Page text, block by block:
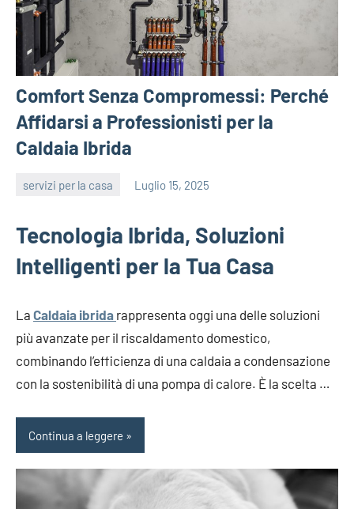
Comfort Senza Compromessi: Perché
Affidarsi a Professionisti per la
Caldaia Ibrida
servizi per la casa Luglio 15, 2025
Tecnologia Ibrida, Soluzioni
Intelligenti per la Tua Casa
La Caldaia ibrida rappresenta oggi una delle soluzioni
più avanzate per il riscaldamento domestico,
combinando l’efficienza di una caldaia a condensazione
con la sostenibilità di una pompa di calore. È la scelta …
Continua a leggere